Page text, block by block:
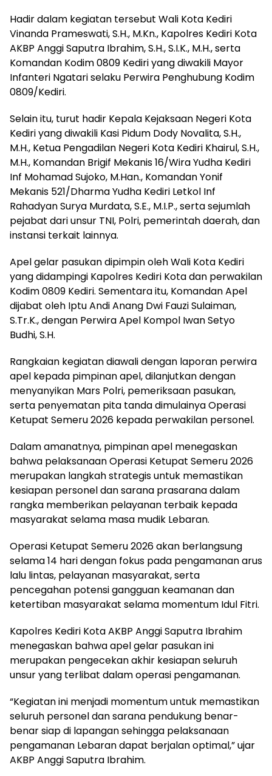
Hadir dalam kegiatan tersebut Wali Kota Kediri
Vinanda Prameswati, S.H., M.Kn., Kapolres Kediri Kota
AKBP Anggi Saputra Ibrahim, S.H., S.I.K., M.H., serta
Komandan Kodim 0809 Kediri yang diwakili Mayor
Infanteri Ngatari selaku Perwira Penghubung Kodim
0809/Kediri.
Selain itu, turut hadir Kepala Kejaksaan Negeri Kota
Kediri yang diwakili Kasi Pidum Dody Novalita, S.H.,
M.H., Ketua Pengadilan Negeri Kota Kediri Khairul, S.H.,
M.H., Komandan Brigif Mekanis 16/Wira Yudha Kediri
Inf Mohamad Sujoko, M.Han., Komandan Yonif
Mekanis 521/Dharma Yudha Kediri Letkol Inf
Rahadyan Surya Murdata, S.E., M.I.P., serta sejumlah
pejabat dari unsur TNI, Polri, pemerintah daerah, dan
instansi terkait lainnya.
Apel gelar pasukan dipimpin oleh Wali Kota Kediri
yang didampingi Kapolres Kediri Kota dan perwakilan
Kodim 0809 Kediri. Sementara itu, Komandan Apel
dijabat oleh Iptu Andi Anang Dwi Fauzi Sulaiman,
S.Tr.K., dengan Perwira Apel Kompol Iwan Setyo
Budhi, S.H.
Rangkaian kegiatan diawali dengan laporan perwira
apel kepada pimpinan apel, dilanjutkan dengan
menyanyikan Mars Polri, pemeriksaan pasukan,
serta penyematan pita tanda dimulainya Operasi
Ketupat Semeru 2026 kepada perwakilan personel.
Dalam amanatnya, pimpinan apel menegaskan
bahwa pelaksanaan Operasi Ketupat Semeru 2026
merupakan langkah strategis untuk memastikan
kesiapan personel dan sarana prasarana dalam
rangka memberikan pelayanan terbaik kepada
masyarakat selama masa mudik Lebaran.
Operasi Ketupat Semeru 2026 akan berlangsung
selama 14 hari dengan fokus pada pengamanan arus
lalu lintas, pelayanan masyarakat, serta
pencegahan potensi gangguan keamanan dan
ketertiban masyarakat selama momentum Idul Fitri.
Kapolres Kediri Kota AKBP Anggi Saputra Ibrahim
menegaskan bahwa apel gelar pasukan ini
merupakan pengecekan akhir kesiapan seluruh
unsur yang terlibat dalam operasi pengamanan.
“Kegiatan ini menjadi momentum untuk memastikan
seluruh personel dan sarana pendukung benar-
benar siap di lapangan sehingga pelaksanaan
pengamanan Lebaran dapat berjalan optimal,” ujar
AKBP Anggi Saputra Ibrahim.